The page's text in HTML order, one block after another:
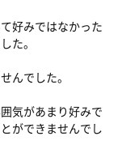
好みではなかった
た。
んでした。
気があまり好みで
ができませんでし